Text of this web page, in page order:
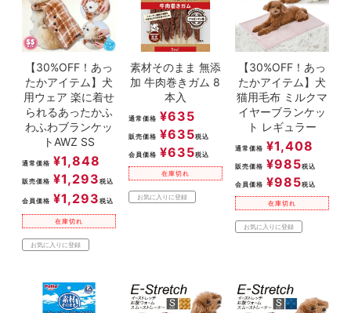
【30%OFF！あっ
たかアイテム】犬
用ウェア 楽に着せ
られるあったかふ
わふわブランケッ
トAWZ SS
通常価格 ¥1,848
販売価格 ¥1,293 税込
会員価格 ¥1,293 税込
在庫切れ
お気に入りに登録
素材そのまま 無添
加 牛肉巻きガム 8
本入
通常価格 ¥635
販売価格 ¥635税込
会員価格 ¥635税込
在庫切れ
お気に入りに登録
【30%OFF！あっ
たかアイテム】犬
猫用毛布 ミルクマ
イヤーブランケッ
ト レギュラー
通常価格 ¥1,408
販売価格 ¥985税込
会員価格 ¥985税込
在庫切れ
お気に入りに登録